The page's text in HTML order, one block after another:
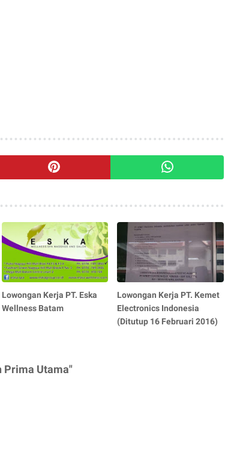
Lowongan Kerja PT. Eska
Wellness Batam
Lowongan Kerja PT. Kemet
Electronics Indonesia
(Ditutup 16 Februari 2016)
Prima Utama"